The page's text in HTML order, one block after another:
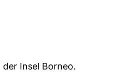
Insel Borneo.